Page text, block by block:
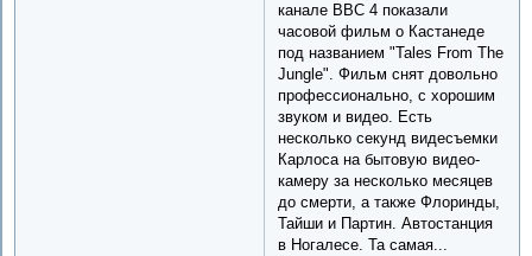
канале BBC 4 показали
часовой фильм о Кастанеде
под названием "Tales From The
Jungle". Фильм снят довольно
профессионально, с хорошим
звуком и видео. Есть
несколько секунд видесъемки
Карлоса на бытовую видео-
камеру за несколько месяцев
до смерти, а также Флоринды,
Тайши и Партин. Автостанция
в Ногалесе. Та самая...